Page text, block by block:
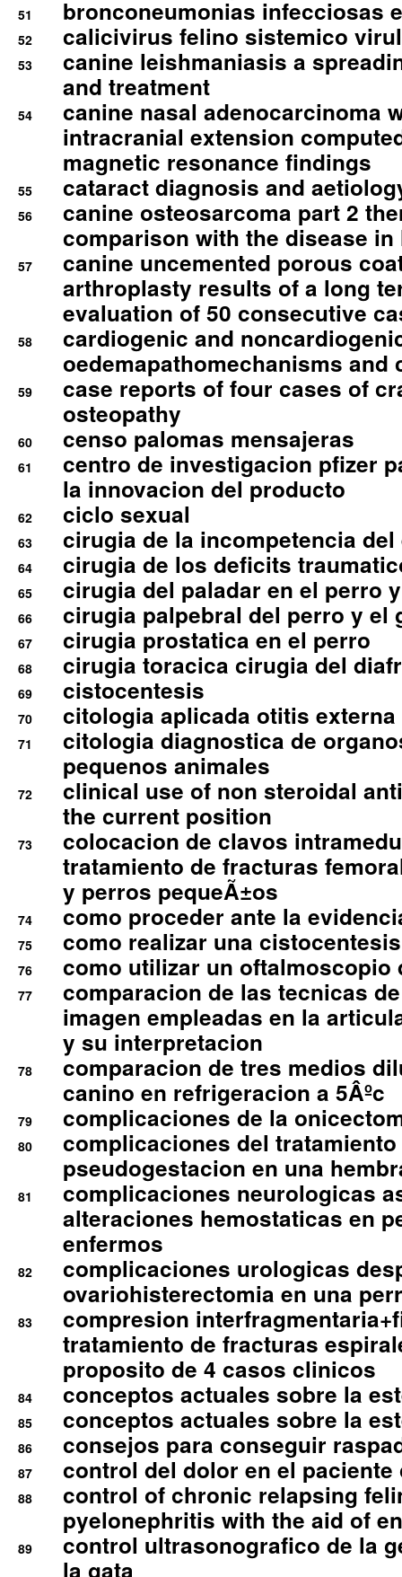
51 bronconeumonias infecciosas
52 calicivirus felino sistemico
53
canine leishmaniasis a
and treatment
54
canine nasal adenocarcinoma
intracranial extension
magnetic resonance findings
55 cataract diagnosis and
56
canine osteosarcoma part 2
comparison with the disease in
57
canine uncemented porous
arthroplasty results of a long
evaluation of 50 consecutive
58
cardiogenic and
oedemapathomechanisms and
59
case reports of four cases of
osteopathy
60 censo palomas mensajeras
61
centro de investigacion pfizer
la innovacion del producto
62 ciclo sexual
63 cirugia de la incompetencia
64 cirugia de los deficits
65 cirugia del paladar en el perro
66 cirugia palpebral del perro y el
67 cirugia prostatica en el perro
68 cirugia toracica cirugia del
69 cistocentesis
70 citologia aplicada otitis externa
71
citologia diagnostica de
pequenos animales
72
clinical use of non steroidal
the current position
73
colocacion de clavos
tratamiento de fracturas
y perros pequeÃ±os
74 como proceder ante la
75 como realizar una
76 como utilizar un oftalmoscopio
77
comparacion de las tecnicas
imagen empleadas en la
y su interpretacion
78
comparacion de tres medios
canino en refrigeracion a 5Âºc
79 complicaciones de la
80
complicaciones del
pseudogestacion en una
81
complicaciones neurologicas
alteraciones hemostaticas en
enfermos
82
complicaciones urologicas
ovariohisterectomia en una
83
compresion
tratamiento de fracturas
proposito de 4 casos clinicos
84 conceptos actuales sobre la
85 conceptos actuales sobre la
86 consejos para conseguir
87 control del dolor en el
88
control of chronic relapsing
pyelonephritis with the aid of
89
control ultrasonografico de la
la gata